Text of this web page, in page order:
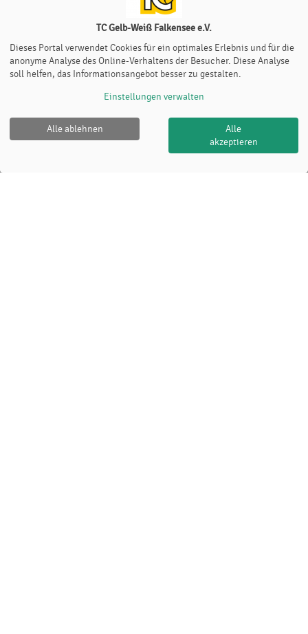
TC Gelb-Weiß Falkensee e.V.
Dieses Portal verwendet Cookies für ein optimales Erlebnis und für die
anonyme Analyse des Online-Verhaltens der Besucher. Diese Analyse
soll helfen, das Informationsangebot besser zu gestalten.
Einstellungen verwalten
Alle ablehnen
Alle
akzeptieren